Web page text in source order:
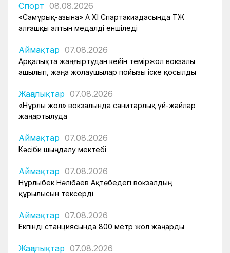
Спорт 08.08.2026
«Самұрық-Қазына» АҚ XI Спартакиадасында ҚТЖ
алғашқы алтын медалді еншіледі
Аймақтар 07.08.2026
Арқалықта жаңғыртудан кейін теміржол вокзалы
ашылып, жаңа жолаушылар пойызы іске қосылды
Жаңалықтар 07.08.2026
«Нұрлы жол» вокзалында санитарлық үй-жайлар
жаңартылуда
Аймақтар 07.08.2026
Кәсіби шыңдалу мектебі
Аймақтар 07.08.2026
Нұрлыбек Нәлібаев Ақтөбедегі вокзалдың
құрылысын тексерді
Аймақтар 07.08.2026
Екпінді станциясында 800 метр жол жаңарды
Жаңалықтар 07.08.2026